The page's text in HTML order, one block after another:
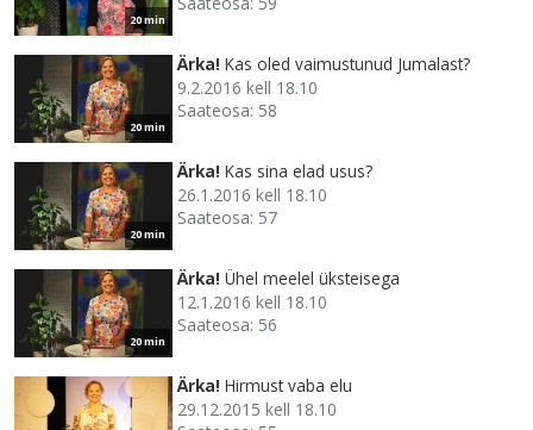
20 min
20 min
Ärka! Kas oled vaimustunud Jumalast?
9.2.2016 kell 18.10
Saateosa: 58
20 min
Ärka! Kas sina elad usus?
26.1.2016 kell 18.10
Saateosa: 57
20 min
Ärka! Ühel meelel üksteisega
12.1.2016 kell 18.10
Saateosa: 56
Ärka! Hirmust vaba elu
29.12.2015 kell 18.10